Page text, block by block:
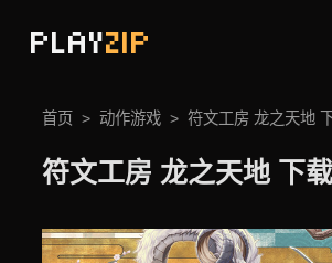
PLAYZIP
首页 动作游戏 符文工房 龙之天地
符文工房 龙之天地 下载